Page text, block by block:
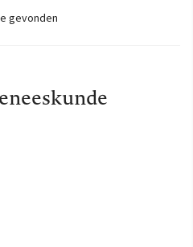
gevonden